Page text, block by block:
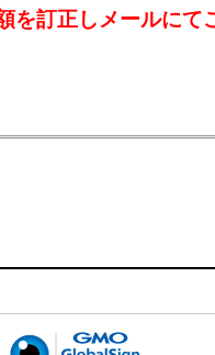
を訂正しメールにて